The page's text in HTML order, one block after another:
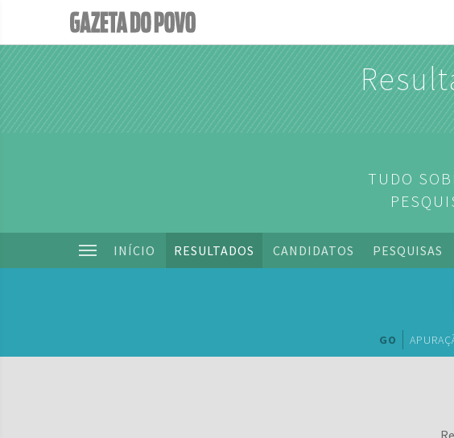
TUDO
INÍCIO RESULTADOS CANDIDATOS PESQUISAS
GO